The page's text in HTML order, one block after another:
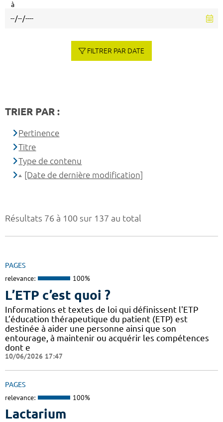
Résultats 76 à 100 sur 137 au total
PAGES
relevance: 100%
L’ETP c’est quoi ?
Informations et textes de loi qui définissent l'ETP
L’éducation thérapeutique du patient (ETP) est
destinée à aider une personne ainsi que son
entourage, à maintenir ou acquérir les compétences
dont e
10/06/2026 17:47
PAGES
relevance: 100%
Lactarium
à
FILTRER PAR DATE
TRIER PAR :
Pertinence
Titre
Type de contenu
[Date de dernière modification]